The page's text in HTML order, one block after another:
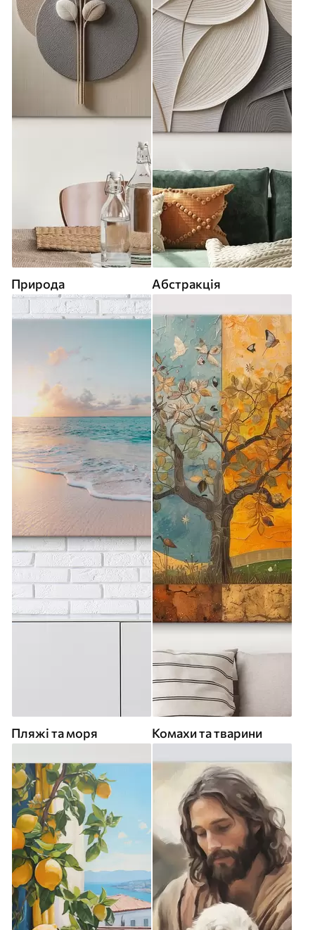
Природа Абстракція
Пляжі та моря Комахи та тварини